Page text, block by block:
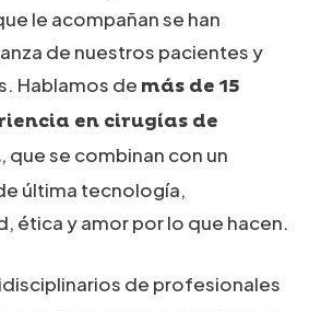
le acompañan se han
de nuestros pacientes y
Hablamos de más de 15
en cirugías de
, que se combinan con un
última tecnología,
ética y amor por lo que hacen.
de profesionales